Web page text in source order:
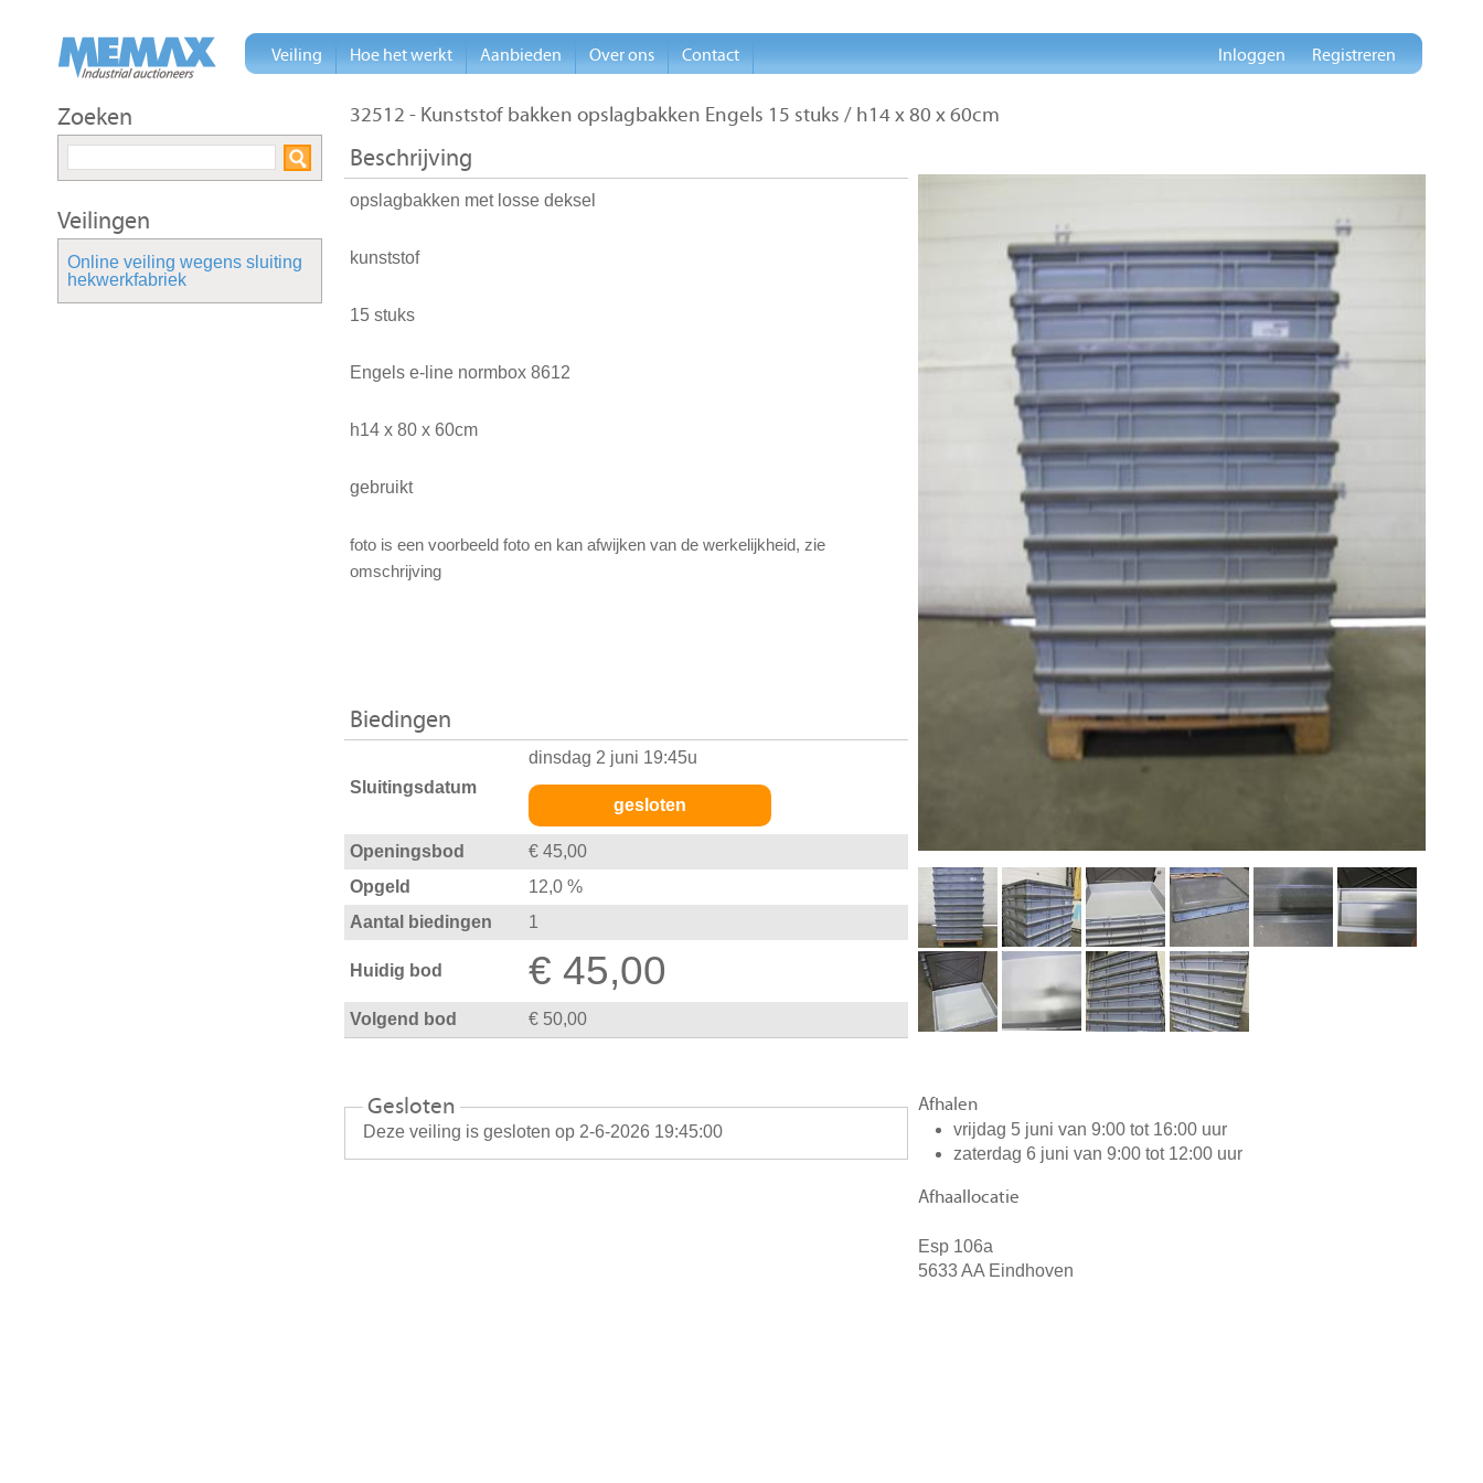
32512 - Kunststof bakken opslagbakken Engels 15 stuks / h14 x 80 x 60cm
Beschrijving
opslagbakken met losse deksel
kunststof
15 stuks
Engels e-line normbox 8612
h14 x 80 x 60cm
gebruikt
foto is een voorbeeld foto en kan afwijken van de werkelijkheid, zie
omschrijving
Biedingen
Sluitingsdatum
dinsdag 2 juni 19:45u
gesloten
Openingsbod
€ 45,00
Opgeld
12,0 %
Aantal biedingen
1
Huidig bod € 45,00
Volgend bod € 50,00
Gesloten
Deze veiling is gesloten op 2-6-2026 19:45:00
Afhalen
vrijdag 5 juni van 9:00 tot 16:00 uur
zaterdag 6 juni van 9:00 tot 12:00 uur
Afhaallocatie
Esp 106a
5633 AA Eindhoven
Zoeken
Veilingen
Online veiling wegens sluiting
hekwerkfabriek
Veiling Hoe het werkt Aanbieden Over ons Contact Inloggen Registreren